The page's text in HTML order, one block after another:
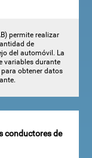
permite realizar
de
del automóvil. La
variables durante
obtener datos
conductores de